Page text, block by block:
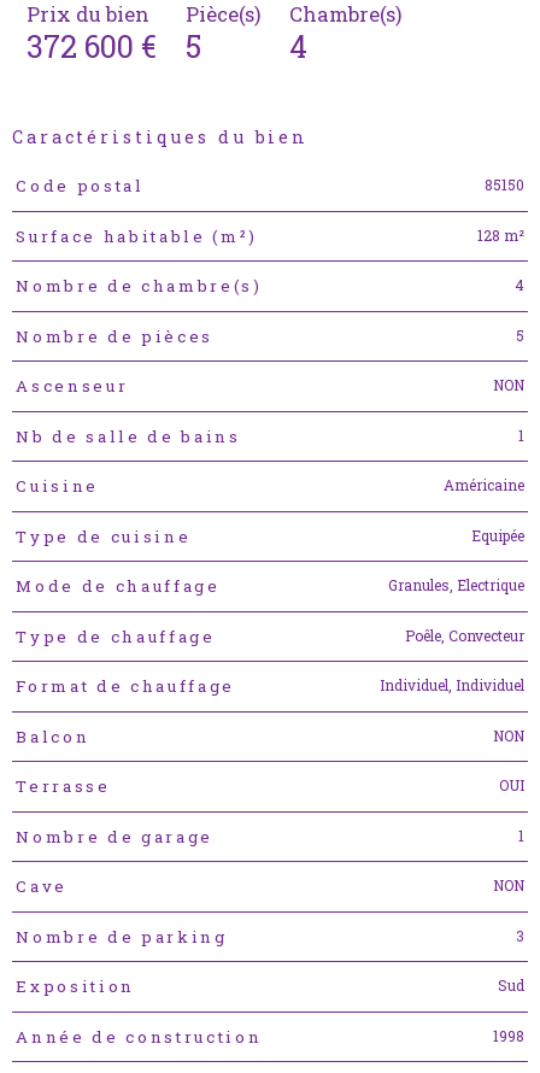
Prix du bien
372 600 €
Pièce(s)
5
Chambre(s)
4
Caractéristiques du bien
Caractéristiques Valeurs
Code postal 85150
Surface habitable (m²) 128 m²
Nombre de chambre(s) 4
Nombre de pièces 5
Ascenseur NON
Nb de salle de bains 1
Cuisine Américaine
Type de cuisine Equipée
Mode de chauffage Granules, Electrique
Type de chauffage Poêle, Convecteur
Format de chauffage Individuel, Individuel
Balcon NON
Terrasse OUI
Nombre de garage 1
Cave NON
Nombre de parking 3
Exposition Sud
Année de construction 1998